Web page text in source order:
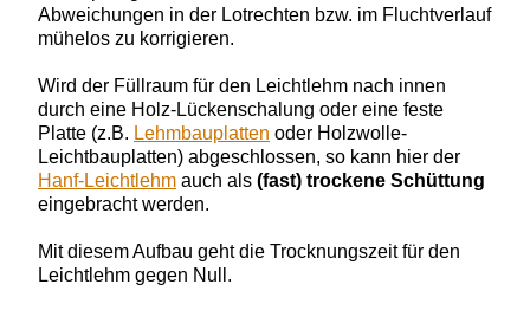
Abweichungen in der Lotrechten bzw. im Fluchtverlauf
mühelos zu korrigieren.
Wird der Füllraum für den Leichtlehm nach innen
durch eine Holz-Lückenschalung oder eine feste
Platte (z.B. Lehmbauplatten oder Holzwolle-
Leichtbauplatten) abgeschlossen, so kann hier der
Hanf-Leichtlehm auch als (fast) trockene Schüttung
eingebracht werden.
Mit diesem Aufbau geht die Trocknungszeit für den
Leichtlehm gegen Null.